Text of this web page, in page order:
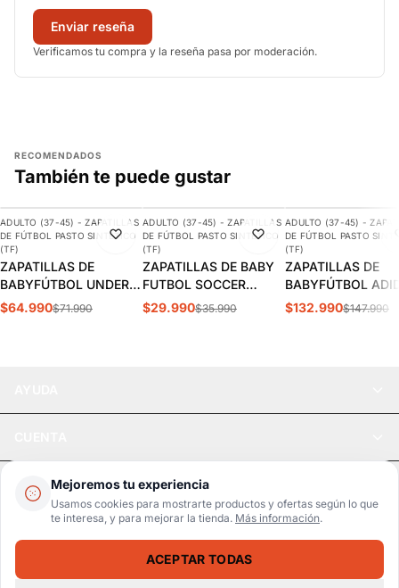
Mejoremos tu experiencia
Usamos cookies para mostrarte productos y ofertas según lo que
te interesa, y para mejorar la tienda. Más información.
ACEPTAR TODAS
Enviar reseña
Verificamos tu compra y la reseña pasa por moderación.
RECOMENDADOS
También te puede gustar
-10%
AGREGAR
ADULTO (37-45) - ZAPATILLAS
DE FÚTBOL PASTO SINTÉTICO
(TF)
ZAPATILLAS DE
BABYFÚTBOL UNDER
ARMOUR SHADOW
$64.990$71.990
-17%
AGREGAR
ADULTO (37-45) - ZAPATILLAS
DE FÚTBOL PASTO SINTÉTICO
(TF)
ZAPATILLAS DE BABY
FUTBOL SOCCER
DARKBLUE ADULTO
$29.990$35.990
-10%
ADULTO (37-45) -
DE FÚTBOL PASTO
(TF)
ZAPATILLAS DE
BABYFÚTBOL
COPA MUNDIAL
$132.990$147.990
ZAPATILLAS DE BABYFÚTBOL ADIDAS PREDATOR LEAGUE TF ADULTO | JS0384
LEGAL
Pago seguro SSL / Datos protegidos
Realsport © 2026